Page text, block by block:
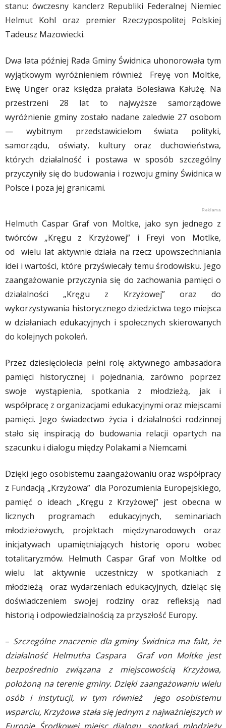
stanu: ówczesny kanclerz Republiki Federalnej Niemiec
Helmut Kohl oraz premier Rzeczypospolitej Polskiej
Tadeusz Mazowiecki.
Dwa lata później Rada Gminy Świdnica uhonorowała tym
wyjątkowym wyróżnieniem również Freyę von Moltke,
Ewę Unger oraz księdza prałata Bolesława Kałużę. Na
przestrzeni 28 lat to najwyższe samorządowe
wyróżnienie gminy zostało nadane zaledwie 27 osobom
— wybitnym przedstawicielom świata polityki,
samorządu, oświaty, kultury oraz duchowieństwa,
których działalność i postawa w sposób szczególny
przyczyniły się do budowania i rozwoju gminy Świdnica w
Polsce i poza jej granicami.
Helmuth Caspar Graf von Moltke, jako syn jednego z
twórców „Kręgu z Krzyżowej” i Freyi von Motlke,
od wielu lat aktywnie działa na rzecz upowszechniania
idei i wartości, które przyświecały temu środowisku. Jego
zaangażowanie przyczynia się do zachowania pamięci o
działalności „Kręgu z Krzyżowej” oraz do
wykorzystywania historycznego dziedzictwa tego miejsca
w działaniach edukacyjnych i społecznych skierowanych
do kolejnych pokoleń.
Przez dziesięciolecia pełni rolę aktywnego ambasadora
pamięci historycznej i pojednania, zarówno poprzez
swoje wystąpienia, spotkania z młodzieżą, jak i
współpracę z organizacjami edukacyjnymi oraz miejscami
pamięci. Jego świadectwo życia i działalności rodzinnej
stało się inspiracją do budowania relacji opartych na
szacunku i dialogu między Polakami a Niemcami.
Dzięki jego osobistemu zaangażowaniu oraz współpracy
z Fundacją „Krzyżowa” dla Porozumienia Europejskiego,
pamięć o ideach „Kręgu z Krzyżowej” jest obecna w
licznych programach edukacyjnych, seminariach
młodzieżowych, projektach międzynarodowych oraz
inicjatywach upamiętniających historię oporu wobec
totalitaryzmów. Helmuth Caspar Graf von Moltke od
wielu lat aktywnie uczestniczy w spotkaniach z
młodzieżą oraz wydarzeniach edukacyjnych, dzieląc się
doświadczeniem swojej rodziny oraz refleksją nad
historią i odpowiedzialnością za przyszłość Europy.
– Szczególne znaczenie dla gminy Świdnica ma fakt, że
działalność Helmutha Caspara Graf von Moltke jest
bezpośrednio związana z miejscowością Krzyżowa,
położoną na terenie gminy. Dzięki zaangażowaniu wielu
osób i instytucji, w tym również jego osobistemu
wsparciu, Krzyżowa stała się jednym z najważniejszych w